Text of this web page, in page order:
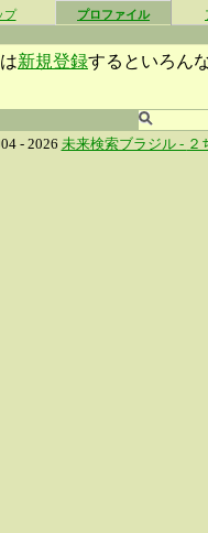
プ プロファイル
新規登録するといろん
- 2026 未来検索ブラジル - ２